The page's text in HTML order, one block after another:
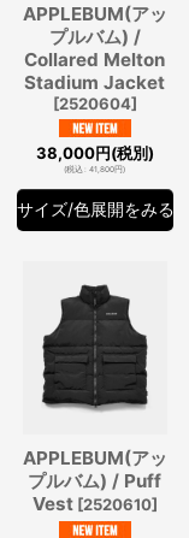
APPLEBUM(アッ
プルバム) /
Collared Melton
Stadium Jacket
[2520604]
38,000円(税別)
(税込: 41,800円)
サイズ/色展開をみる
APPLEBUM(アッ
プルバム) / Puff
Vest [2520610]